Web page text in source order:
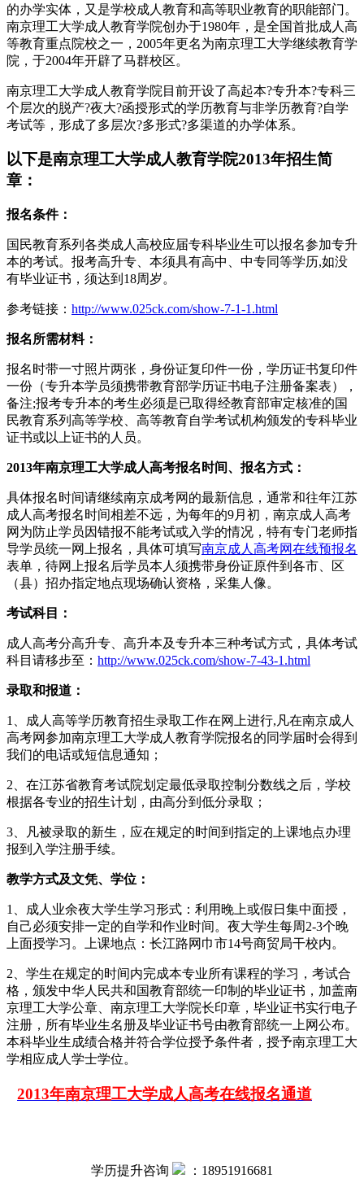
的办学实体，又是学校成人教育和高等职业教育的职能部门。
南京理工大学成人教育学院创办于1980年，是全国首批成人高
等教育重点院校之一，2005年更名为南京理工大学继续教育学
院，于2004年开辟了马群校区。
南京理工大学成人教育学院目前开设了高起本?专升本?专科三
个层次的脱产?夜大?函授形式的学历教育与非学历教育?自学
考试等，形成了多层次?多形式?多渠道的办学体系。
以下是南京理工大学成人教育学院2013年招生简
章：
报名条件：
国民教育系列各类成人高校应届专科毕业生可以报名参加专升
本的考试。报考高升专、本须具有高中、中专同等学历,如没
有毕业证书，须达到18周岁。
参考链接： http://www.025ck.com/show-7-1-1.html
报名所需材料：
报名时带一寸照片两张，身份证复印件一份，学历证书复印件
一份（专升本学员须携带教育部学历证书电子注册备案表），
备注;报考专升本的考生必须是已取得经教育部审定核准的国
民教育系列高等学校、高等教育自学考试机构颁发的专科毕业
证书或以上证书的人员。
2013年南京理工大学成人高考报名时间、报名方式：
具体报名时间请继续南京成考网的最新信息，通常和往年江苏
成人高考报名时间相差不远，为每年的9月初，南京成人高考
网为防止学员因错报不能考试或入学的情况，特有专门老师指
导学员统一网上报名，具体可填写南京成人高考网在线预报名
表单，待网上报名后学员本人须携带身份证原件到各市、区
（县）招办指定地点现场确认资格，采集人像。
考试科目：
成人高考分高升专、高升本及专升本三种考试方式，具体考试
科目请移步至： http://www.025ck.com/show-7-43-1.html
录取和报道：
1、成人高等学历教育招生录取工作在网上进行,凡在南京成人
高考网参加南京理工大学成人教育学院报名的同学届时会得到
我们的电话或短信息通知；
2、在江苏省教育考试院划定最低录取控制分数线之后，学校
根据各专业的招生计划，由高分到低分录取；
3、凡被录取的新生，应在规定的时间到指定的上课地点办理
报到入学注册手续。
教学方式及文凭、学位：
1、成人业余夜大学生学习形式：利用晚上或假日集中面授，
自己必须安排一定的自学和作业时间。夜大学生每周2-3个晚
上面授学习。上课地点：长江路网巾市14号商贸局干校内。
2、学生在规定的时间内完成本专业所有课程的学习，考试合
格，颁发中华人民共和国教育部统一印制的毕业证书，加盖南
京理工大学公章、南京理工大学院长印章，毕业证书实行电子
注册，所有毕业生名册及毕业证书号由教育部统一上网公布。
本科毕业生成绩合格并符合学位授予条件者，授予南京理工大
学相应成人学士学位。
2013年南京理工大学成人高考在线报名通道
学历提升咨询 ： 18951916681